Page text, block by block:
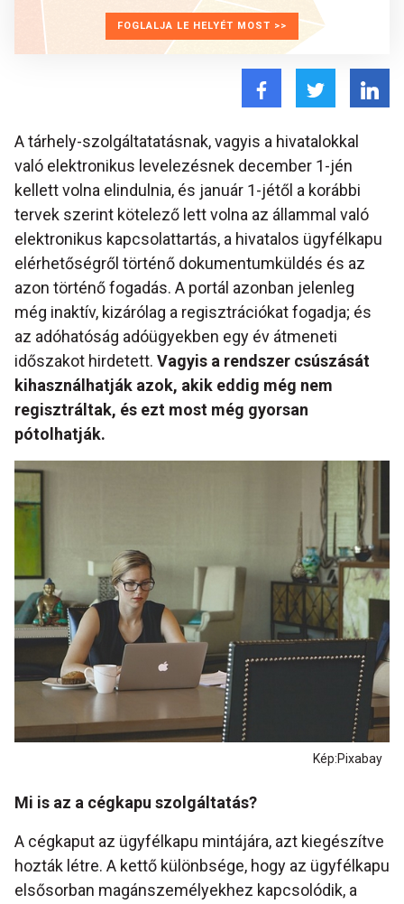
FOGLALJA LE HELYÉT MOST >>
A tárhely-szolgáltatatásnak, vagyis a hivatalokkal
való elektronikus levelezésnek december 1-jén
kellett volna elindulnia, és január 1-jétől a korábbi
tervek szerint kötelező lett volna az állammal való
elektronikus kapcsolattartás, a hivatalos ügyfélkapu
elérhetőségről történő dokumentumküldés és az
azon történő fogadás. A portál azonban jelenleg
még inaktív, kizárólag a regisztrációkat fogadja; és
az adóhatóság adóügyekben egy év átmeneti
időszakot hirdetett. Vagyis a rendszer csúszását
kihasználhatják azok, akik eddig még nem
regisztráltak, és ezt most még gyorsan
pótolhatják.
Kép:Pixabay
Mi is az a cégkapu szolgáltatás?
A cégkaput az ügyfélkapu mintájára, azt kiegészítve
hozták létre. A kettő különbsége, hogy az ügyfélkapu
elsősorban magánszemélyekhez kapcsolódik, a